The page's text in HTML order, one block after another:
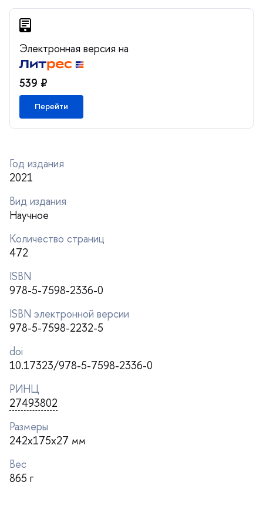
Электронная версия на
539 ₽
Перейти
Год издания
2021
ид издания
Научное
Количество страниц
472
ISBN
978-5-7598-2336-0
ISBN электронной версии
978-5-7598-2232-5
doi
10.17323/978-5-7598-2336-0
РИНЦ
27493802
Размеры
242x175x27 мм
ес
865